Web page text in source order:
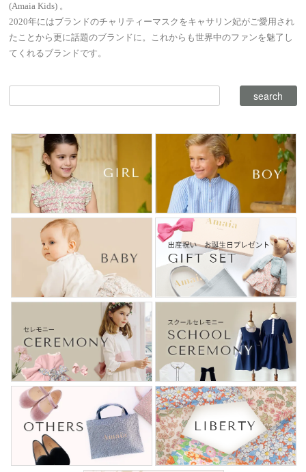
(Amaia Kids) 。
2020年にはブランドのチャリティーマスクをキャサリン妃がご愛用され
たことから更に話題のブランドに。これからも世界中のファンを魅了し
てくれるブランドです。